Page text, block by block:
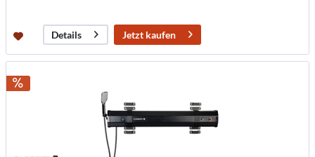
Details Jetzt kaufen